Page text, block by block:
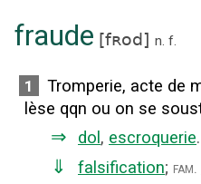
fraude [fʀod] n. f.
1
Tromperie, acte de
lèse qqn ou on se
⇒ dol , escroquerie.
⇓ falsification; fam.